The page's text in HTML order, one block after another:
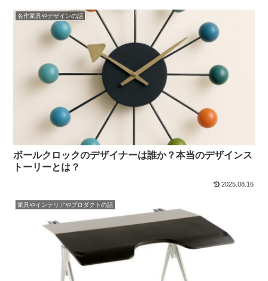
名作家具やデザインの話
ボールクロックのデザイナーは誰か？本当のデザインス
トーリーとは？
2025.08.16
家具やインテリアやプロダクトの話